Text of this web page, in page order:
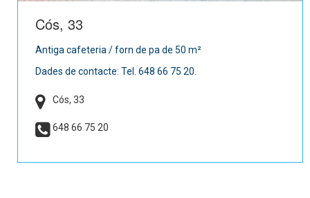
Cós, 33
Antiga cafeteria / forn de pa de 50 m²
Dades de contacte: Tel. 648 66 75 20.
Cós, 33
648 66 75 20